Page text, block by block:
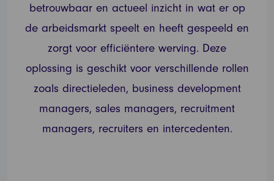
betrouwbaar en actueel inzicht in wat er op
de arbeidsmarkt speelt en heeft gespeeld en
zorgt voor efficiëntere werving. Deze
oplossing is geschikt voor verschillende rollen
zoals directieleden, business development
managers, sales managers, recruitment
managers, recruiters en intercedenten.